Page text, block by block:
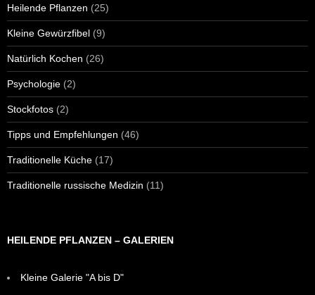
Heilende Pflanzen (25)
Kleine Gewürzfibel (9)
Natürlich Kochen (26)
Psychologie (2)
Stockfotos (2)
Tipps und Empfehlungen (46)
Traditionelle Küche (17)
Traditionelle russische Medizin (11)
HEILENDE PFLANZEN – GALERIEN
Kleine Galerie "A bis D"